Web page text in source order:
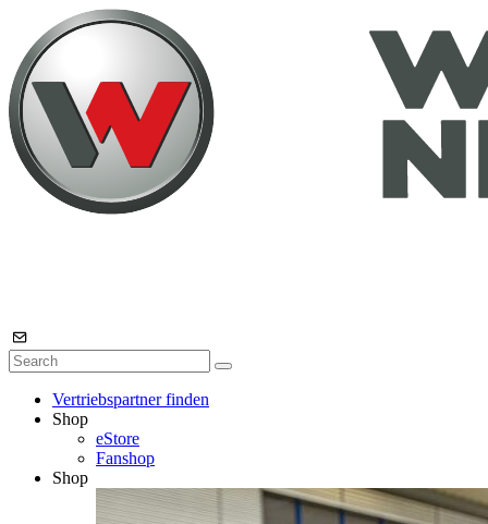
Vertriebspartner finden
Shop
eStore
Fanshop
Shop